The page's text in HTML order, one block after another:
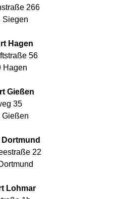
266
Siegen
Hagen
56
Hagen
Gießen
35
Gießen
22
Lohmar